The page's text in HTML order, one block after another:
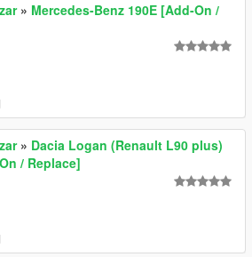
» Mercedes-Benz 190E [Add-On /
» Dacia Logan (Renault L90 plus)
/ Replace]